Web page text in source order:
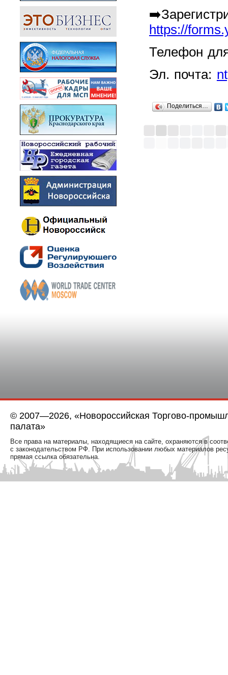
https://
Телефон
Эл. почта:
Поделиться…
© 2007—2026, «Новороссийская Торгово-
палата»
Все права на материалы, находящиеся на сайте, охраняются в
с законодательством РФ. При использовании любых материалов
прямая ссылка обязательна.